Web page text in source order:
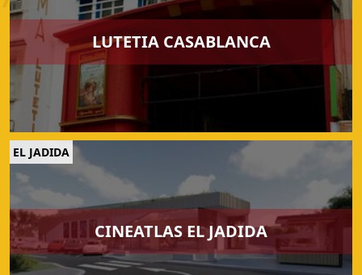
LUTETIA CASABLANCA
EL JADIDA
CINEATLAS EL JADIDA